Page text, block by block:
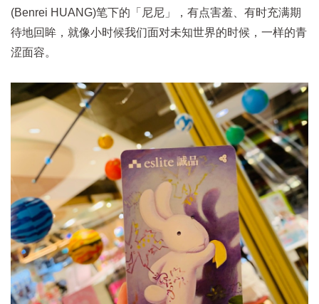
(Benrei HUANG)笔下的「尼尼」，有点害羞、有时充满期
待地回眸，就像小时候我们面对未知世界的时候，一样的青
涩面容。